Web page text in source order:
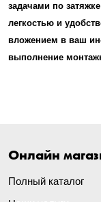
задачами по
легкостью и
вложением в ваш
выполнение
Онлайн
Полный каталог